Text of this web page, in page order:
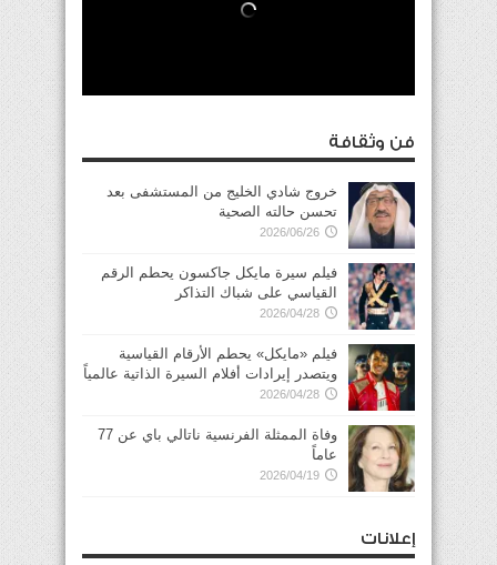
فن وثقافة
خروج شادي الخليج من المستشفى بعد
تحسن حالته الصحية
2026/06/26
فيلم سيرة مايكل جاكسون يحطم الرقم
القياسي على شباك التذاكر
2026/04/28
فيلم «مايكل» يحطم الأرقام القياسية
ويتصدر إيرادات أفلام السيرة الذاتية عالمياً
2026/04/28
وفاة الممثلة الفرنسية ناتالي باي عن 77
عاماً
2026/04/19
إعلانات